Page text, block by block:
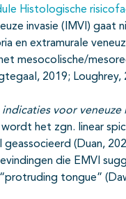
Histologische
invasie (IMVI) gaat
en extramurale
mesocolische/
2019; Loughrey,
voor veneuze
wordt het zgn. linear
(Duan,
die EMVI
tongue”